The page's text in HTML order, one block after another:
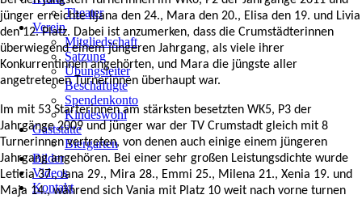
Theater
Verein
Mitgliedschaft
Satzung
Übungsleiter
Beschäftigte
Spendenkonto
Kindeswohl
Gaststätte
Biergarten
Bilder
Videos
Kontakt
jünger erreichte Iljana den 24., Mara den 20., Elisa den 19. und Livia
den 12. Platz. Dabei ist anzumerken, dass die Crumstädterinnen
überwiegend einem jüngeren Jahrgang, als viele ihrer
Konkurrentinnen angehörten, und Mara die jüngste aller
angetretenen Turnerinnen überhaupt war.
Im mit 53 Starterinnen am stärksten besetzten WK5, P3 der
Jahrgänge 2009 und jünger war der TV Crumstadt gleich mit 8
Turnerinnen vertreten, von denen auch einige einem jüngeren
Jahrgang angehören. Bei einer sehr großen Leistungsdichte wurde
Leticia 37., Jana 29., Mira 28., Emmi 25., Milena 21., Xenia 19. und
Maja 14., während sich Vania mit Platz 10 weit nach vorne turnen